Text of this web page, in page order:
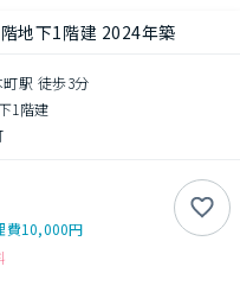
地下1階建 2024年築
駅 徒歩3分
1階建
費10,000円